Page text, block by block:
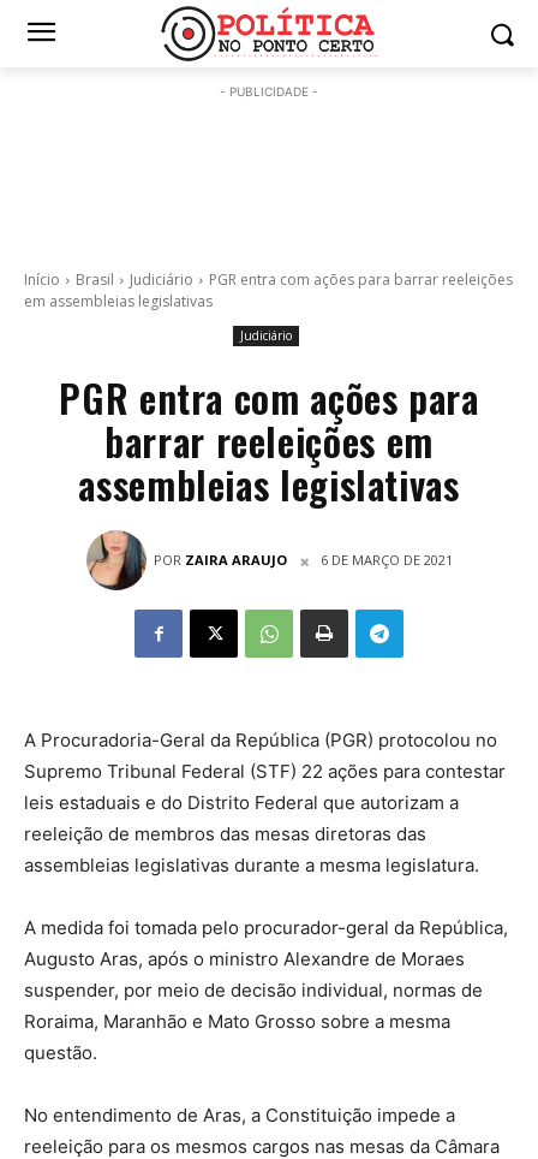
- PUBLICIDADE -
Início Brasil Judiciário
PGR entra com ações para barrar reeleições
em assembleias legislativas
Judiciário
PGR entra com ações para
barrar reeleições em
assembleias legislativas
POR ZAIRA ARAUJO 6 DE MARÇO DE 2021
A Procuradoria-Geral da República (PGR) protocolou no
Supremo Tribunal Federal (STF) 22 ações para contestar
leis estaduais e do Distrito Federal que autorizam a
reeleição de membros das mesas diretoras das
assembleias legislativas durante a mesma legislatura.
A medida foi tomada pelo procurador-geral da República,
Augusto Aras, após o ministro Alexandre de Moraes
suspender, por meio de decisão individual, normas de
Roraima, Maranhão e Mato Grosso sobre a mesma
questão.
No entendimento de Aras, a Constituição impede a
reeleição para os mesmos cargos nas mesas da Câmara